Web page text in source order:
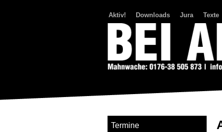
Aktiv! Downloads Jura Texte
Termine